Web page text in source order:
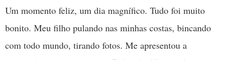
Um momento feliz, um dia magnífico. Tudo foi muito
bonito. Meu filho pulando nas minhas costas, bincando
com todo mundo, tirando fotos. Me apresentou a